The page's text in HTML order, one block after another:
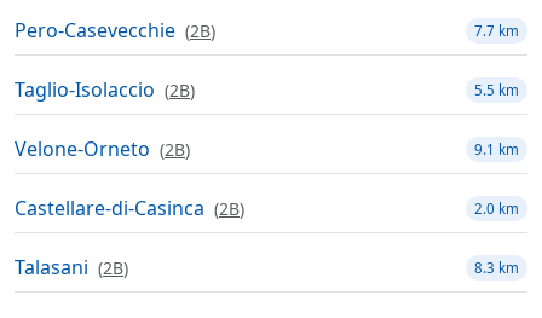
Pero-Casevecchie (2B) 7.7 km
Taglio-Isolaccio (2B) 5.5 km
Velone-Orneto (2B) 9.1 km
Castellare-di-Casinca (2B) 2.0 km
Talasani (2B) 8.3 km